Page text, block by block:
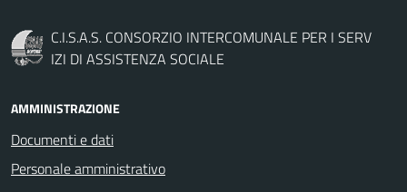
C.I.S.A.S. CONSORZIO INTERCOMUNALE PER I SERV
IZI DI ASSISTENZA SOCIALE
AMMINISTRAZIONE
Documenti e dati
Personale amministrativo